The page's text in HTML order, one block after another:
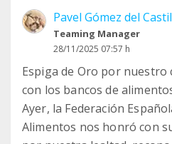
Pavel Gómez del
Teaming Manager
28/11/2025 07:57 h
Espiga de Oro por
con los bancos de
Ayer, la Federación
Alimentos nos honró con